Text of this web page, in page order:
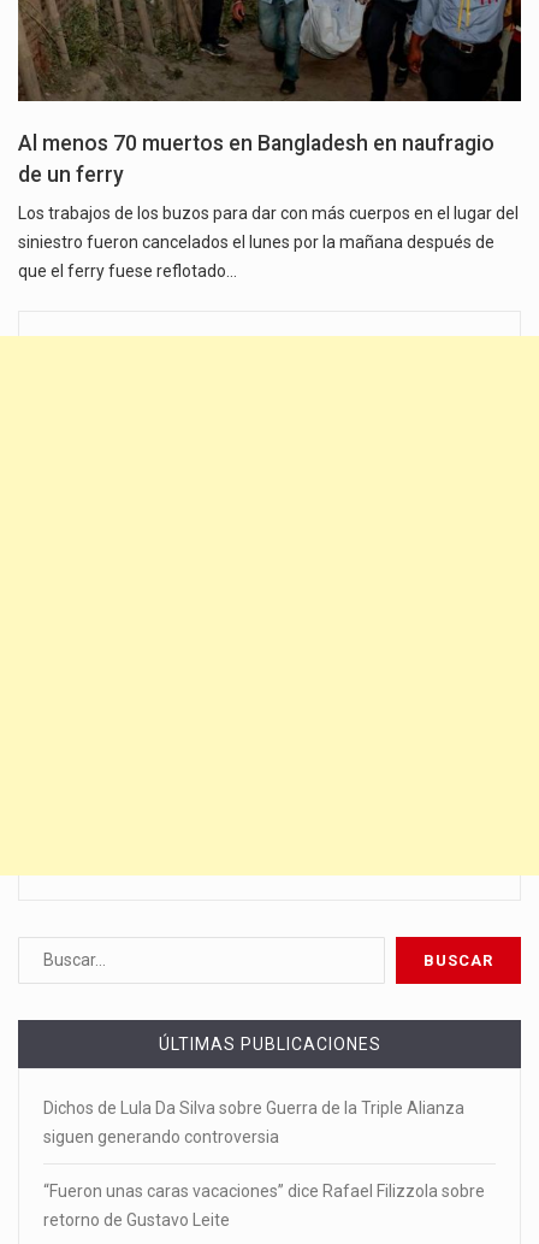
Al menos 70 muertos en Bangladesh en naufragio
de un ferry
Los trabajos de los buzos para dar con más cuerpos en el lugar del
siniestro fueron cancelados el lunes por la mañana después de
que el ferry fuese reflotado…
ÚLTIMAS PUBLICACIONES
Dichos de Lula Da Silva sobre Guerra de la Triple Alianza
siguen generando controversia
“Fueron unas caras vacaciones” dice Rafael Filizzola sobre
retorno de Gustavo Leite